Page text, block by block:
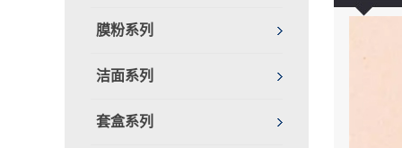
膜粉系列
洁面系列
套盒系列